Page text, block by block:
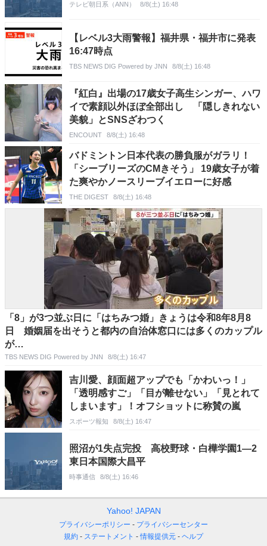
テレビ朝日系（ANN） 8/8(土) 16:48
【レベル3大雨警報】福井県・福井市に発表
16:47時点
TBS NEWS DIG Powered by JNN 8/8(土) 16:48
『紅白』出場の17歳女子高生シンガー、ハワ
イで素顔以外ほぼ全部出し 「隠しきれない
美貌」とSNSざわつく
ENCOUNT 8/8(土) 16:48
バドミントン日本代表の勝負服がガラリ！
「シーブリーズのCMきそう」 19歳女子が着
た爽やかノースリーブイエローに好感
THE DIGEST 8/8(土) 16:48
「8」が3つ並ぶ日に「はちみつ婚」きょうは令和8年8月8
日 婚姻届を出そうと都内の自治体窓口には多くのカップル
が…
TBS NEWS DIG Powered by JNN 8/8(土) 16:47
吉川愛、顔面超アップでも「かわいっ！」
「透明感すご」「目が離せない」「見とれて
しまいます」！オフショットに称賛の嵐
スポーツ報知 8/8(土) 16:47
照沼が1失点完投 高校野球・白樺学園1―2
東日本国際大昌平
時事通信 8/8(土) 16:46
Yahoo! JAPAN
プライバシーポリシー
プライバシーセンター
規約
ステートメント 情報提供元 ヘルプ